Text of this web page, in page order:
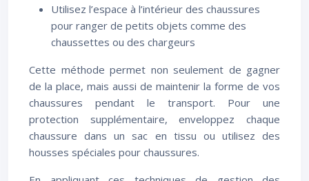
Utilisez l’espace à l’intérieur des chaussures
pour ranger de petits objets comme des
chaussettes ou des chargeurs
Cette méthode permet non seulement de gagner
de la place, mais aussi de maintenir la forme de vos
chaussures pendant le transport. Pour une
protection supplémentaire, enveloppez chaque
chaussure dans un sac en tissu ou utilisez des
housses spéciales pour chaussures.